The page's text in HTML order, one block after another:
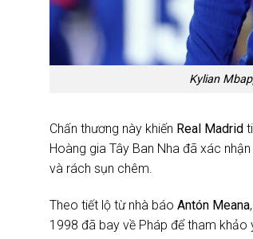
Kylian
Chấn thương này khiến Real Madrid
Hoàng gia Tây Ban Nha đã xác
và rách sụn chêm.
Theo tiết lộ từ nhà báo Antón Meana
1998 đã bay về Pháp để tham khảo